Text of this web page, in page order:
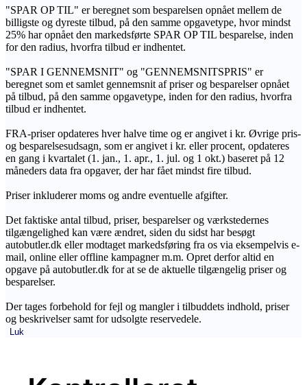
"SPAR OP TIL" er beregnet som besparelsen opnået mellem de
billigste og dyreste tilbud, på den samme opgavetype, hvor mindst
25% har opnået den markedsførte SPAR OP TIL besparelse, inden
for den radius, hvorfra tilbud er indhentet.
"SPAR I GENNEMSNIT" og "GENNEMSNITSPRIS" er
beregnet som et samlet gennemsnit af priser og besparelser opnået
på tilbud, på den samme opgavetype, inden for den radius, hvorfra
tilbud er indhentet.
FRA-priser opdateres hver halve time og er angivet i kr. Øvrige pris-
og besparelsesudsagn, som er angivet i kr. eller procent, opdateres
en gang i kvartalet (1. jan., 1. apr., 1. jul. og 1 okt.) baseret på 12
måneders data fra opgaver, der har fået mindst fire tilbud.
Priser inkluderer moms og andre eventuelle afgifter.
Det faktiske antal tilbud, priser, besparelser og værkstedernes
tilgængelighed kan være ændret, siden du sidst har besøgt
autobutler.dk eller modtaget markedsføring fra os via eksempelvis e-
mail, online eller offline kampagner m.m. Opret derfor altid en
opgave på autobutler.dk for at se de aktuelle tilgængelig priser og
besparelser.
Der tages forbehold for fejl og mangler i tilbuddets indhold, priser
og beskrivelser samt for udsolgte reservedele.
Luk